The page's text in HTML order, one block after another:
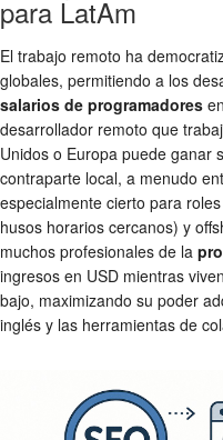
para LatAm
El trabajo remoto ha
globales, permitiendo a los
salarios de programadores
desarrollador remoto que
Unidos o Europa puede ganar
contraparte local, a menudo
especialmente cierto para
husos horarios cercanos) y
muchos profesionales de la
ingresos en USD mientras
bajo, maximizando su poder
inglés y las herramientas de